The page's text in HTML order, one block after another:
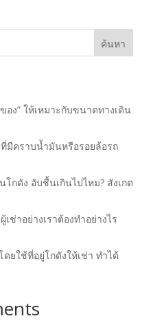
ค้นหา
อง” ให้เหมาะกับขนาดทางเดิน
มีคราบน้ำมันหรือรอยล้อรถ
กดัง อับชื้นเกินไปไหม? สังเกต
ช่าอย่างเราต้องทำอย่างไร
ยใช้ที่อยู่โกดังให้เช่า ทำได้